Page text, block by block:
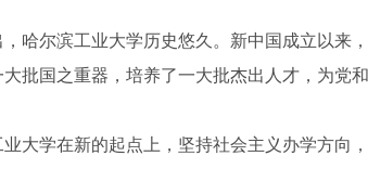
尔滨工业大学历史悠久。新中国成立以来
批国之重器，培养了一大批杰出人才，为党
学在新的起点上，坚持社会主义办学方向